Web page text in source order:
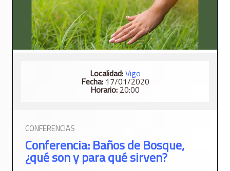
Localidad:Vigo
Fecha:17/01/2020
Horario: 20:00
CONFERENCIAS
Conferencia: Baños de Bosque,
¿qué son y para qué sirven?